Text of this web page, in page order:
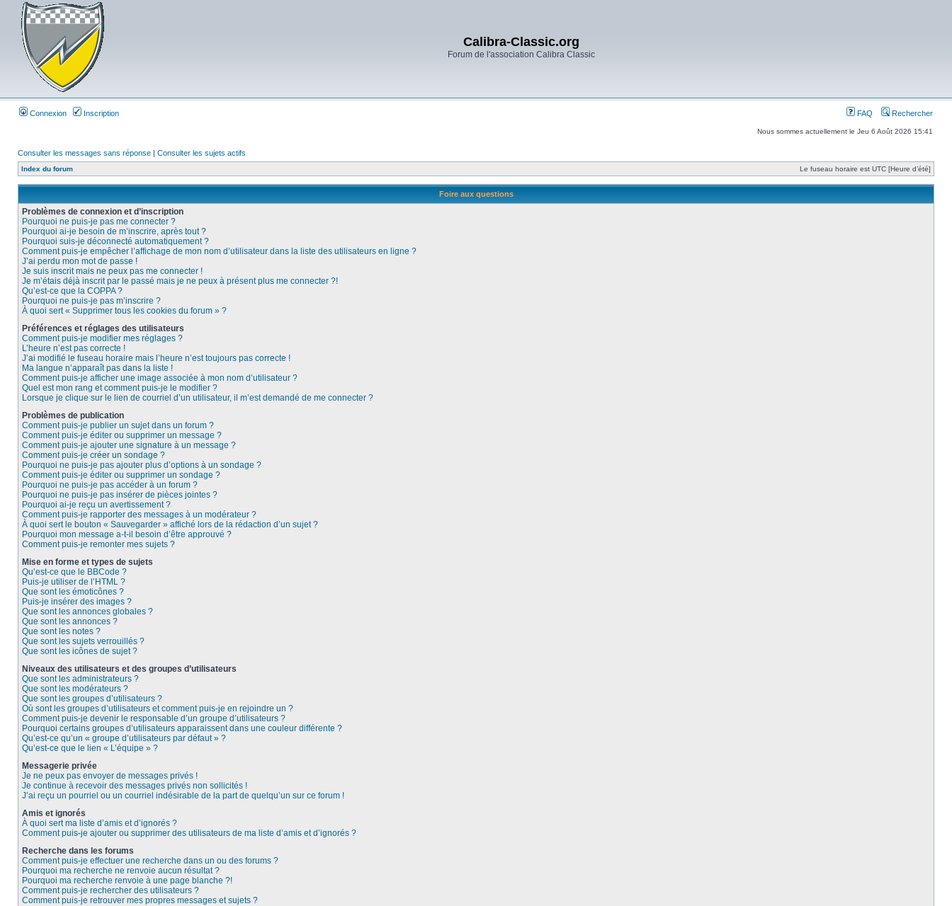
Calibra-Classic.org
Forum de l'association Calibra Classic
Connexion Inscription FAQ Rechercher
Nous sommes actuellement le Jeu 6 Août 2026 15:41
Consulter les messages sans réponse | Consulter les sujets actifs
Index du forum Le fuseau horaire est UTC [Heure d’été]
Foire aux questions
Problèmes de connexion et d’inscription
Pourquoi ne puis-je pas me connecter ?
Pourquoi ai-je besoin de m’inscrire, après tout ?
Pourquoi suis-je déconnecté automatiquement ?
Comment puis-je empêcher l’affichage de mon nom d’utilisateur dans la liste des utilisateurs en ligne ?
J’ai perdu mon mot de passe !
Je suis inscrit mais ne peux pas me connecter !
Je m’étais déjà inscrit par le passé mais je ne peux à présent plus me connecter ?!
Qu’est-ce que la COPPA ?
Pourquoi ne puis-je pas m’inscrire ?
À quoi sert « Supprimer tous les cookies du forum » ?
Préférences et réglages des utilisateurs
Comment puis-je modifier mes réglages ?
L’heure n’est pas correcte !
J’ai modifié le fuseau horaire mais l’heure n’est toujours pas correcte !
Ma langue n’apparaît pas dans la liste !
Comment puis-je afficher une image associée à mon nom d’utilisateur ?
Quel est mon rang et comment puis-je le modifier ?
Lorsque je clique sur le lien de courriel d’un utilisateur, il m’est demandé de me connecter ?
Problèmes de publication
Comment puis-je publier un sujet dans un forum ?
Comment puis-je éditer ou supprimer un message ?
Comment puis-je ajouter une signature à un message ?
Comment puis-je créer un sondage ?
Pourquoi ne puis-je pas ajouter plus d’options à un sondage ?
Comment puis-je éditer ou supprimer un sondage ?
Pourquoi ne puis-je pas accéder à un forum ?
Pourquoi ne puis-je pas insérer de pièces jointes ?
Pourquoi ai-je reçu un avertissement ?
Comment puis-je rapporter des messages à un modérateur ?
À quoi sert le bouton « Sauvegarder » affiché lors de la rédaction d’un sujet ?
Pourquoi mon message a-t-il besoin d’être approuvé ?
Comment puis-je remonter mes sujets ?
Mise en forme et types de sujets
Qu’est-ce que le BBCode ?
Puis-je utiliser de l’HTML ?
Que sont les émoticônes ?
Puis-je insérer des images ?
Que sont les annonces globales ?
Que sont les annonces ?
Que sont les notes ?
Que sont les sujets verrouillés ?
Que sont les icônes de sujet ?
Niveaux des utilisateurs et des groupes d’utilisateurs
Que sont les administrateurs ?
Que sont les modérateurs ?
Que sont les groupes d’utilisateurs ?
Où sont les groupes d’utilisateurs et comment puis-je en rejoindre un ?
Comment puis-je devenir le responsable d’un groupe d’utilisateurs ?
Pourquoi certains groupes d’utilisateurs apparaissent dans une couleur différente ?
Qu’est-ce qu’un « groupe d’utilisateurs par défaut » ?
Qu’est-ce que le lien « L’équipe » ?
Messagerie privée
Je ne peux pas envoyer de messages privés !
Je continue à recevoir des messages privés non sollicités !
J’ai reçu un pourriel ou un courriel indésirable de la part de quelqu’un sur ce forum !
Amis et ignorés
À quoi sert ma liste d’amis et d’ignorés ?
Comment puis-je ajouter ou supprimer des utilisateurs de ma liste d’amis et d’ignorés ?
Recherche dans les forums
Comment puis-je effectuer une recherche dans un ou des forums ?
Pourquoi ma recherche ne renvoie aucun résultat ?
Pourquoi ma recherche renvoie à une page blanche ?!
Comment puis-je rechercher des utilisateurs ?
Comment puis-je retrouver mes propres messages et sujets ?